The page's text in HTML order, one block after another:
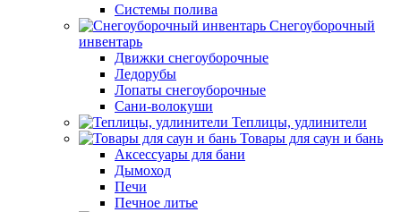
Системы полива
Снегоуборочный
инвентарь
Движки снегоуборочные
Ледорубы
Лопаты снегоуборочные
Сани-волокуши
Теплицы, удлинители
Товары для саун и бань
Аксессуары для бани
Дымоход
Печи
Печное литье